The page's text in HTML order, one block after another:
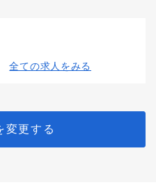
全ての求人をみる
変更する